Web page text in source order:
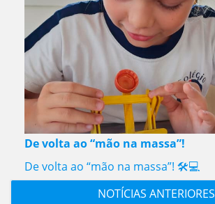
De volta ao “mão na massa”!
De volta ao “mão na massa”! 🛠️💻
NOTÍCIAS ANTERIORES